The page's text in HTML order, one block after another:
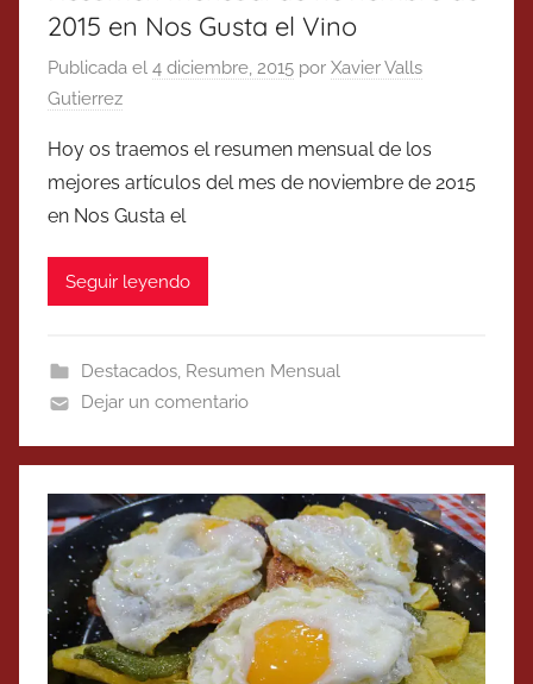
2015 en Nos Gusta el Vino
Publicada el 4 diciembre, 2015 por Xavier Valls
Gutierrez
Hoy os traemos el resumen mensual de los
mejores artículos del mes de noviembre de 2015
en Nos Gusta el
Seguir leyendo
Destacados, Resumen Mensual
Dejar un comentario